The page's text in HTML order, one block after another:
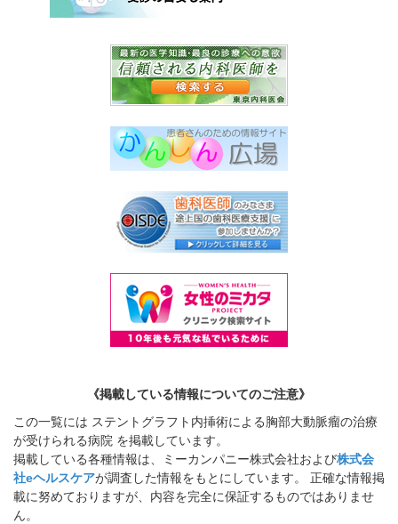
《掲載している情報についてのご注意》
この一覧には ステントグラフト内挿術による胸部大動脈瘤の治療
が受けられる病院 を掲載しています。
掲載している各種情報は、ミーカンパニー株式会社および株式会
社eヘルスケアが調査した情報をもとにしています。 正確な情報掲
載に努めておりますが、内容を完全に保証するものではありませ
ん。